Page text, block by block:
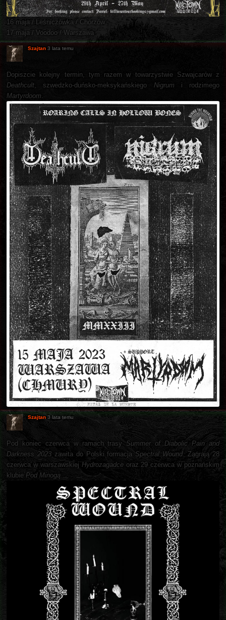
16 maja / Leśniczówka / Chorzów
17 maja / Voodoo / Warszawa
Szajtan 3 lata temu
Dopiszcie kolejny termin, tym razem w towarzystwie Szwajcarów z
Deathcult, szwedzko-duńsko-meksykańskiego Nigrum i rodzimego
Martyrdoom.
Szajtan 3 lata temu
Pod koniec czerwca w ramach trasySummer of Diabolic Pain and
Darkness 2023zawita do Polski formacja Spectral Wound. Zagrają 28
czerwca w warszawskiej Hydrozagadceoraz 29 czerwca w poznańskim
klubie Pod Minogą.